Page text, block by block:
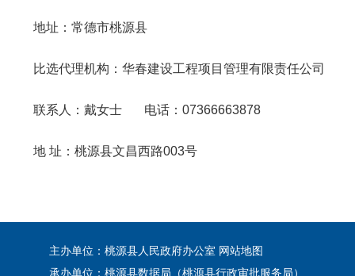
地址：常德市桃源县
比选代理机构：华春建设工程项目管理有限责任公司
联系人：戴女士 电话：07366663878
地 址：桃源县文昌西路003号
主办单位：桃源县人民政府办公室 网站地图
承办单位：桃源县数据局（桃源县行政审批服务局）